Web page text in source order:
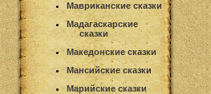
Мавриканские сказки
Мадагаскарские
сказки
Македонские сказки
Мансийские сказки
Марийские сказки